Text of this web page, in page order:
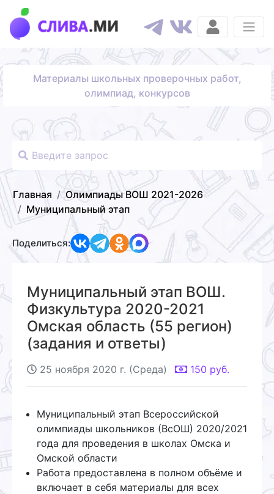
Материалы школьных проверочных работ,
олимпиад, конкурсов
Главная
Олимпиады ВОШ 2021-2026
Муниципальный этап
Поделиться:
Муниципальный этап ВОШ.
Физкультура 2020-2021
Омская область (55 регион)
(задания и ответы)
25 ноября 2020 г. (Среда) 150 руб.
Муниципальный этап Всероссийской
олимпиады школьников (ВсОШ) 2020/2021
года для проведения в школах Омска и
Омской области
Работа предоставлена в полном объёме и
включает в себя материалы для всех